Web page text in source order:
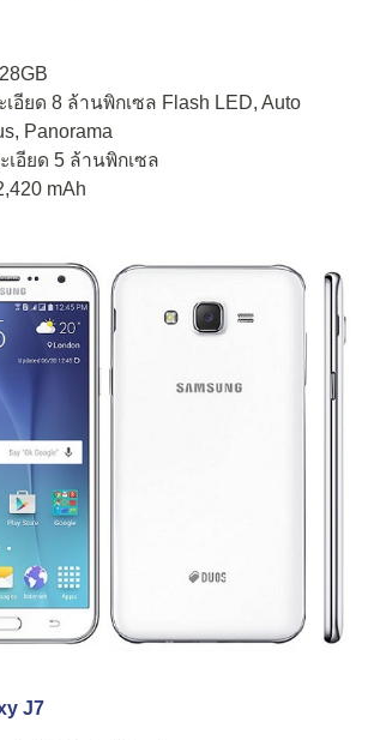
อียด 8 ล้านพิกเซล Flash LED, Auto
Panorama
อียด 5 ล้านพิกเซล
mAh
J7